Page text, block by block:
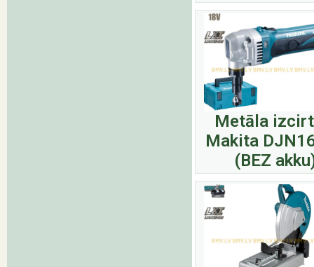
Metāla
Makita
(BEZ